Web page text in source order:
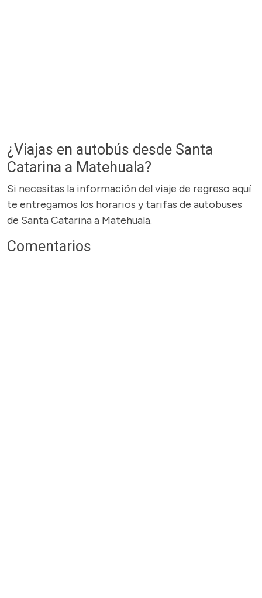
¿Viajas en autobús desde Santa
Catarina a Matehuala?
Si necesitas la información del viaje de regreso aquí
te entregamos los horarios y tarifas de autobuses
de Santa Catarina a Matehuala.
Comentarios